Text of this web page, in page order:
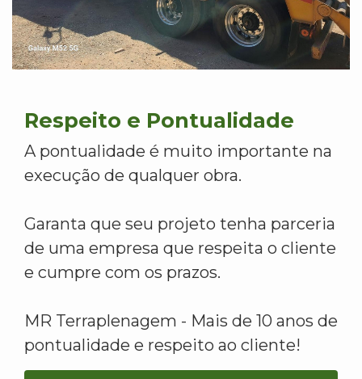
Respeito e Pontualidade
A pontualidade é muito importante na
execução de qualquer obra.
Garanta que seu projeto tenha parceria
de uma empresa que respeita o cliente
e cumpre com os prazos.
MR Terraplenagem - Mais de 10 anos de
pontualidade e respeito ao cliente!